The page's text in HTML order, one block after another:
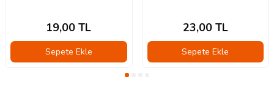
19,00 TL
Sepete Ekle
23,00TL
Sepete Ekle